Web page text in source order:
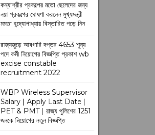
কন্যাশ্রীর প্রকল্পের মতো ছেলেদের জন্য
নয়া প্রকল্পের ঘোষণা করলেন মুখ্যমন্ত্রী
মমতা বন্দ্যোপাধ্যায় বিস্তারিত পড়ে নিন
রাজ্যজুড়ে আবগারি দপ্তর 4653 শূন্য
পদে কর্মী নিয়োগের বিজ্ঞপ্তি প্রকাশ wb
excise constable
recruitment 2022
WBP Wireless Supervisor
Salary | Apply Last Date |
PET & PMT | রাজ্য পুলিশের 1251
জনকে নিয়োগের নতুন বিজ্ঞপ্তি